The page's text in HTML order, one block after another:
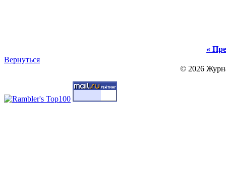
«
Вернуться
© 2026